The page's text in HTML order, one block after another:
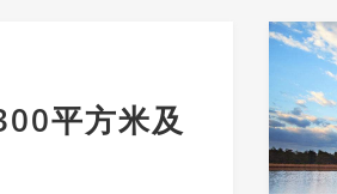
平方米及